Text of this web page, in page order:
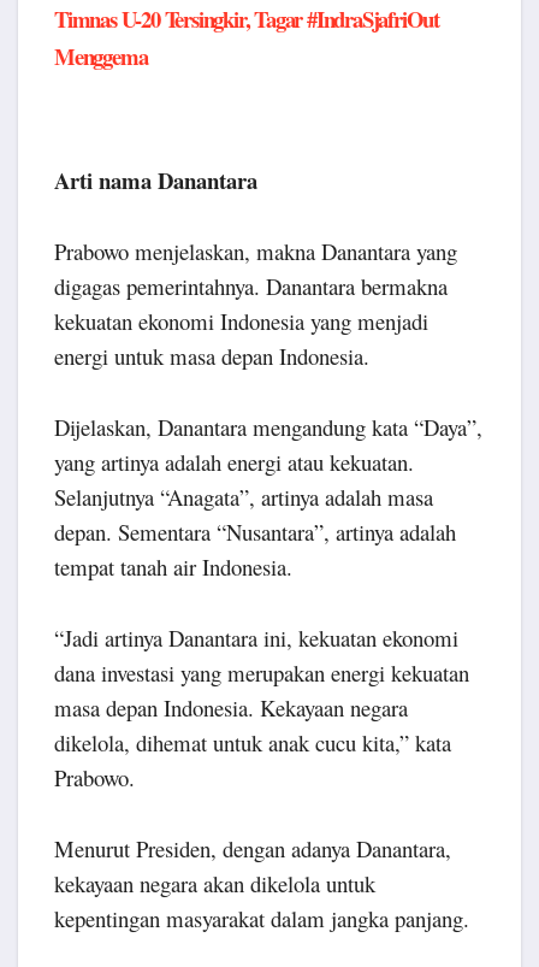
Timnas U-20 Tersingkir, Tagar #IndraSjafriOut
Menggema
Arti nama Danantara
Prabowo menjelaskan, makna Danantara yang
digagas pemerintahnya. Danantara bermakna
kekuatan ekonomi Indonesia yang menjadi
energi untuk masa depan Indonesia.
Dijelaskan, Danantara mengandung kata “Daya”,
yang artinya adalah energi atau kekuatan.
Selanjutnya “Anagata”, artinya adalah masa
depan. Sementara “Nusantara”, artinya adalah
tempat tanah air Indonesia.
“Jadi artinya Danantara ini, kekuatan ekonomi
dana investasi yang merupakan energi kekuatan
masa depan Indonesia. Kekayaan negara
dikelola, dihemat untuk anak cucu kita,” kata
Prabowo.
Menurut Presiden, dengan adanya Danantara,
kekayaan negara akan dikelola untuk
kepentingan masyarakat dalam jangka panjang.